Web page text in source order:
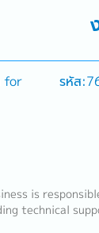
for
รหัส
is
technical